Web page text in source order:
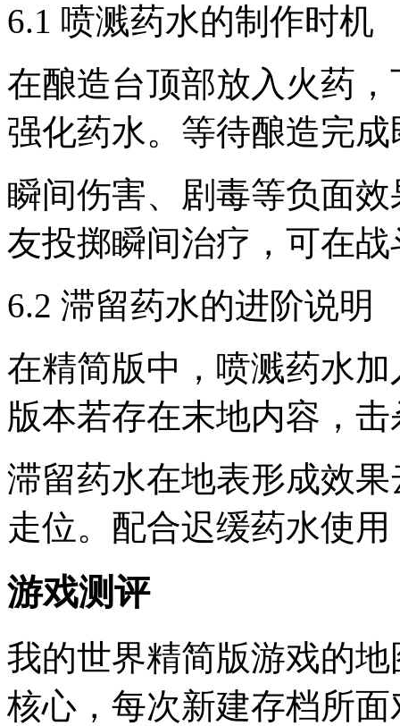
6.1 喷溅药水的制作时机
在酿造台顶部放入火药
强化药水。等待酿造完成
瞬间伤害、剧毒等负面
友投掷瞬间治疗，可在
6.2 滞留药水的进阶说明
在精简版中，喷溅药水
版本若存在末地内容，
滞留药水在地表形成效
走位。配合迟缓药水使
游戏测评
我的世界精简版游戏的
核心，每次新建存档所